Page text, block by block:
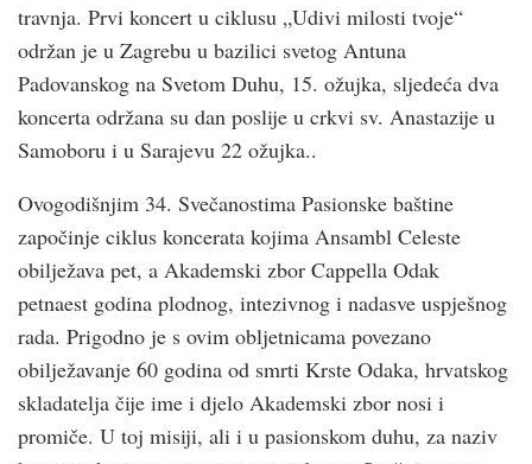
travnja. Prvi koncert u ciklusu „Udivi milosti tvoje“
održan je u Zagrebu u bazilici svetog Antuna
Padovanskog na Svetom Duhu, 15. ožujka, sljedeća dva
koncerta održana su dan poslije u crkvi sv. Anastazije u
Samoboru i u Sarajevu 22 ožujka..
Ovogodišnjim 34. Svečanostima Pasionske baštine
započinje ciklus koncerata kojima Ansambl Celeste
obilježava pet, a Akademski zbor Cappella Odak
petnaest godina plodnog, intezivnog i nadasve uspješnog
rada. Prigodno je s ovim obljetnicama povezano
obilježavanje 60 godina od smrti Krste Odaka, hrvatskog
skladatelja čije ime i djelo Akademski zbor nosi i
promiče. U toj misiji, ali i u pasionskom duhu, za naziv